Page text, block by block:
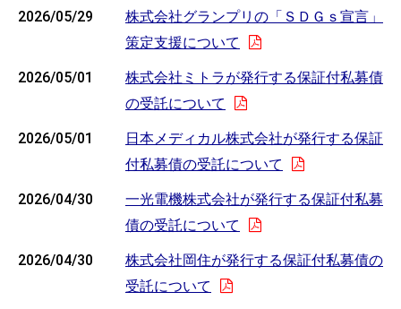
2026/05/29
株式会社グランプリの「ＳＤＧｓ宣言」
策定支援について
2026/05/01
株式会社ミトラが発行する保証付私募債
の受託について
2026/05/01
日本メディカル株式会社が発行する保証
付私募債の受託について
2026/04/30
一光電機株式会社が発行する保証付私募
債の受託について
2026/04/30
株式会社岡住が発行する保証付私募債の
受託について